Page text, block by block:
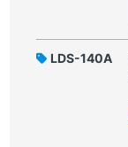
LDS-140A